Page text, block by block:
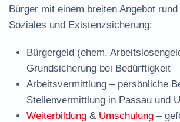
Bürger mit einem breiten Angebot
Soziales und Existenzsicherung:
Bürgergeld (ehem.
Grundsicherung bei Bedürftigkeit
Arbeitsvermittlung – persönliche
Stellenvermittlung in Passau und
Weiterbildung & Umschulung –